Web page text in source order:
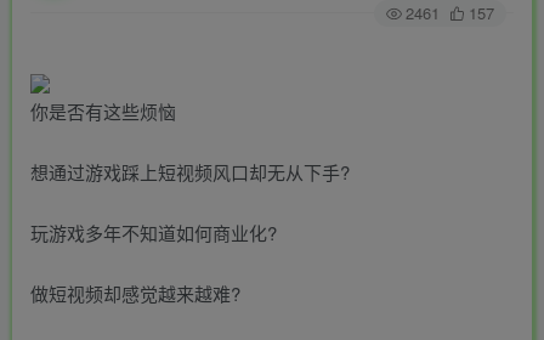
2461 157
你是否有这些烦恼
想通过游戏踩上短视频风口却无从下手?
玩游戏多年不知道如何商业化?
做短视频却感觉越来越难?